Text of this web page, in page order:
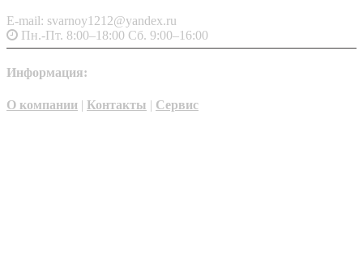
E-mail: svarnoy1212@yandex.ru
Пн.-Пт. 8:00–18:00 Сб. 9:00–16:00
Информация:
О компании | Контакты | Сервис